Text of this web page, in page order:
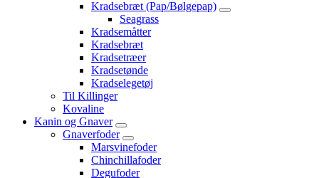
Kradsebræt (Pap/Bølgepap)
Seagrass
Kradsemåtter
Kradsebræt
Kradsetræer
Kradsetønde
Kradselegetøj
Til Killinger
Kovaline
Kanin og Gnaver
Gnaverfoder
Marsvinefoder
Chinchillafoder
Degufoder